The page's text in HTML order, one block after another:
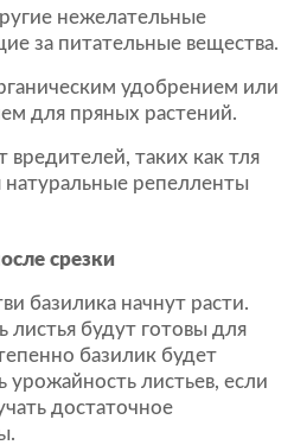
нежелательные
за питательные вещества.
удобрением или
для пряных растений.
таких как тля
натуральные репелленты
срезки
базилика начнут расти.
листья будут готовы для
базилик будет
урожайность листьев, если
достаточное